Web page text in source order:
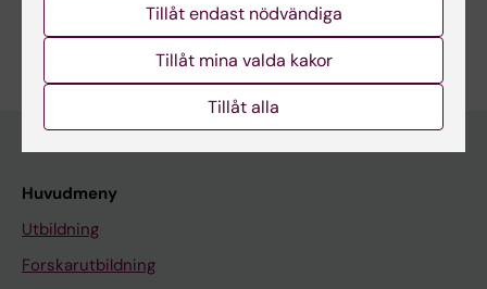
Är du Martina Nord?
Redigera din profil
Huvudmeny
Utbildning
Forskarutbildning
Tillåt endast nödvändiga
Tillåt mina valda kakor
Tillåt alla